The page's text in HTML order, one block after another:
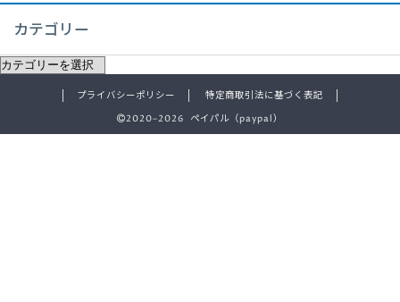
カテゴリー
プライバシーポリシー
特定商取引法に基づく表記
2020–2026 ペイパル（paypal）